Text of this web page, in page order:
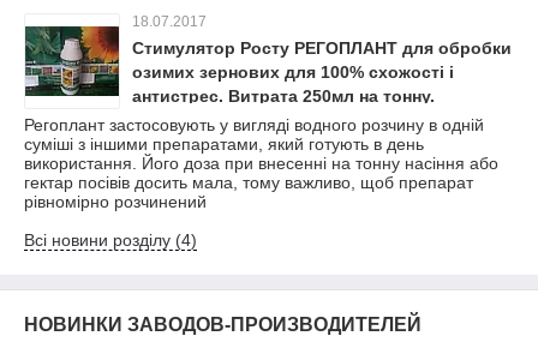
18.07.2017
Стимулятор Росту РЕГОПЛАНТ для обробки
озимих зернових для 100% схожості і
антистрес. Витрата 250мл на тонну.
Регоплант застосовують у вигляді водного розчину в одній
суміші з іншими препаратами, який готують в день
використання. Його доза при внесенні на тонну насіння або
гектар посівів досить мала, тому важливо, щоб препарат
рівномірно розчинений
Всі новини розділу (4)
НОВИНКИ ЗАВОДОВ-ПРОИЗВОДИТЕЛЕЙ